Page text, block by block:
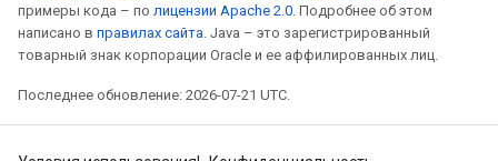
примеры кода – по лицензии Apache 2.0 . Подробнее об этом
написано в правилах сайта . Java – это зарегистрированный
товарный знак корпорации Oracle и ее аффилированных лиц.
Последнее обновление: 2026-07-21 UTC.